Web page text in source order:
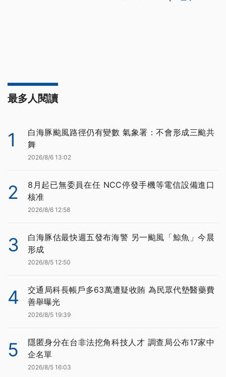
最多人閱讀
1
白海豚颱風路徑仍有變數 氣象署：不會形成三颱共
舞
2026/8/6 13:02
2
8月起已無委員在任 NCC停發手機等電信設備進口
核准
2026/8/6 12:58
3
白海豚估最快週五發布海警 另一颱風「鯨魚」今晨
形成
2026/8/5 12:50
4
交通局科長帳戶多63萬遭疑收賄 為民眾代墊醫藥費
善舉曝光
2026/8/5 19:39
5
隱匿身分在台非法挖角科技人才 調查局公布17家中
企名單
2026/8/5 16:03